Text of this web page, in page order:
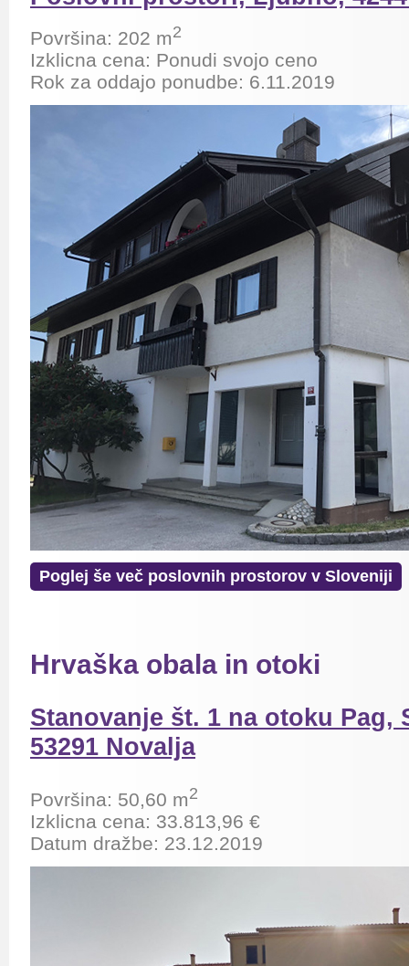
Površina: 202 m2
Izklicna cena: Ponudi svojo ceno
Rok za oddajo ponudbe: 6.11.2019
Poglej še več poslovnih prostorov v Sloveniji
Hrvaška obala in otoki
Stanovanje št. 1 na otoku Pag,
53291 Novalja
Površina: 50,60 m2
Izklicna cena: 33.813,96 €
Datum dražbe: 23.12.2019